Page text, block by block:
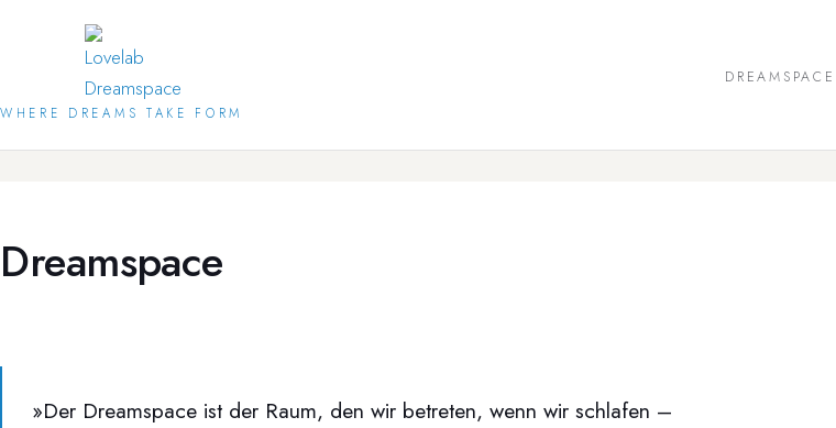
WHERE DREAMS TAKE FORM
DREAMSPACE
Dreamspace
»Der Dreamspace ist der Raum, den wir betreten, wenn wir schlafen –